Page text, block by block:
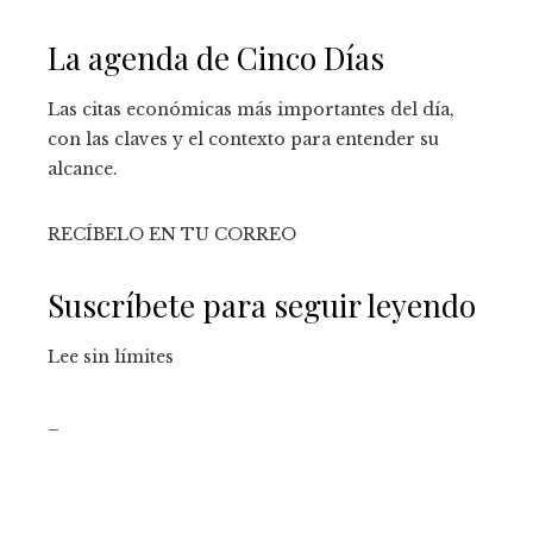
La agenda de Cinco Días
Las citas económicas más importantes del día,
con las claves y el contexto para entender su
alcance.
RECÍBELO EN TU CORREO
Suscríbete para seguir leyendo
Lee sin límites